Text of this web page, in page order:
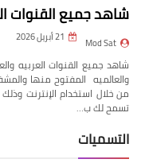
شاهد جميع القنوات
Mod Sat 21 أبريل 2026
والعالميه المفتوح منها
من خلال استخدام الإنترنت
تسمح لك ب…
التسميات